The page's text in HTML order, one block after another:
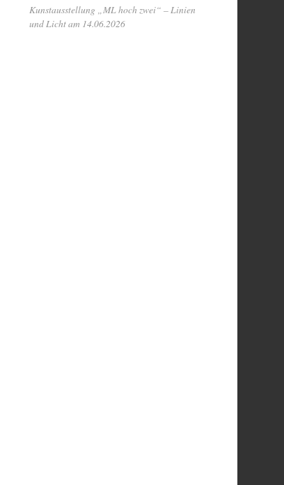
Kunstausstellung „ML hoch zwei“ – Linien
und Licht am 14.06.2026